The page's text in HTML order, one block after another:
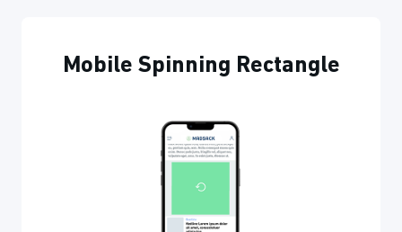
Mobile Spinning Rectangle